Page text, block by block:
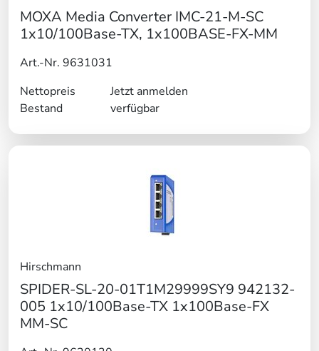
MOXA Media Converter IMC-21-M-SC
1x10/100Base-TX, 1x100BASE-FX-MM
Art.-Nr. 9631031
Nettopreis
Jetzt anmelden
Bestand
verfügbar
Hirschmann
SPIDER-SL-20-01T1M29999SY9 942132-
005 1x10/100Base-TX 1x100Base-FX
MM-SC